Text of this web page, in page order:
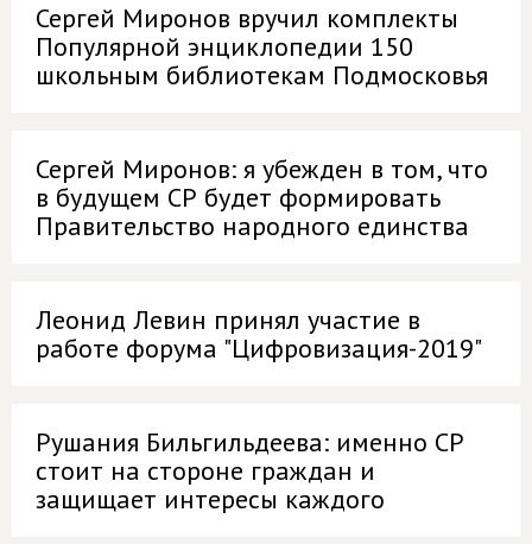
Сергей Миронов вручил комплекты
Популярной энциклопедии 150
школьным библиотекам Подмосковья
Сергей Миронов: я убежден в том, что
в будущем СР будет формировать
Правительство народного единства
Леонид Левин принял участие в
работе форума "Цифровизация-2019"
Рушания Бильгильдеева: именно СР
стоит на стороне граждан и
защищает интересы каждого